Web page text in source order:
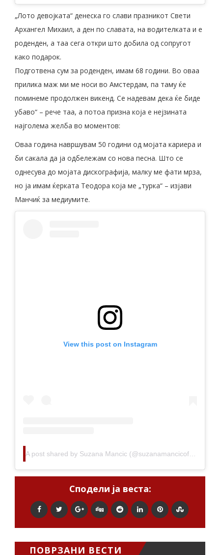
„Лото девојката“ денеска го слави празникот Свети
Архангел Михаил, а ден по славата, на водителката и е
роденден, а таа сега откри што добила од сопругот
како подарок.
Подготвена сум за роденден, имам 68 години. Во оваа
прилика маж ми ме носи во Амстердам, па таму ќе
поминеме продолжен викенд. Се надевам дека ќе биде
убаво“ – рече таа, а потоа призна која е нејзината
најголема желба во моментов:
Оваа година навршувам 50 години од мојата кариера и
би сакала да ја одбележам со нова песна. Што се
однесува до мојата дискографија, малку ме фати мрза,
но ја имам ќерката Теодора која ме „турка“ – изјави
Манчиќ за медиумите.
View this post on Instagram
Сподели ја веста:
ПОВРЗАНИ ВЕСТИ